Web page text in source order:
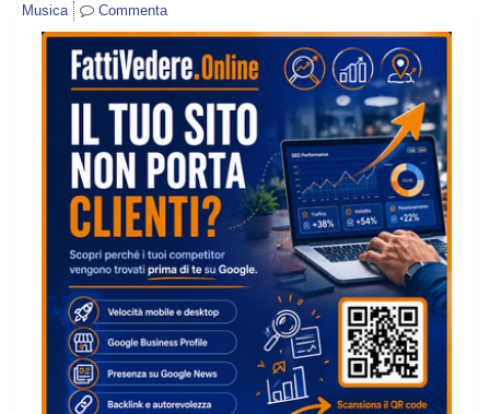
Musica Commenta